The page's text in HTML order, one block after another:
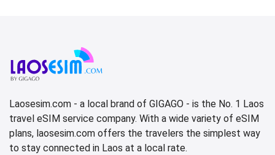
Laosesim.com - a local brand of GIGAGO - is the No. 1 Laos
travel eSIM service company. With a wide variety of eSIM
plans, laosesim.com offers the travelers the simplest way
to stay connected in Laos at a local rate.